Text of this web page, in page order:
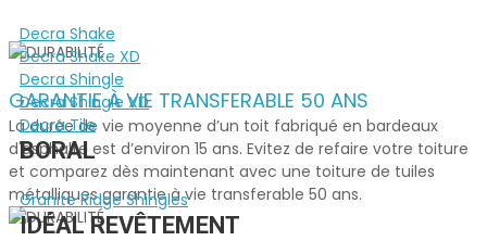
Decra Shake
Decra Shake XD
Decra Shingle
Decra Shingle XD
Decra Tile
BORAL
Granite Ridge Shingles
IDÉAL REVÊTEMENT
GARANTIE À VIE TRANSFERABLE 50 ANS
La durée de vie moyenne d’un toit fabriqué en bardeaux
d'asphalte est d’environ 15 ans. Evitez de refaire votre toiture
et comparez dès maintenant avec une toiture de tuiles
métalliques garantie à vie transferable 50 ans.